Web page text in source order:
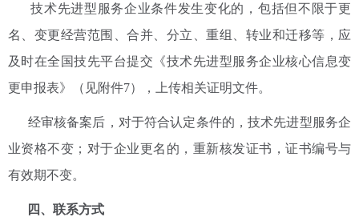
技术先进型服务企业条件发生变化的，包括但不限于更
名、变更经营范围、合并、分立、重组、转业和迁移等，应
及时在全国技先平台提交《技术先进型服务企业核心信息变
更申报表》（见附件7），上传相关证明文件。
经审核备案后，对于符合认定条件的，技术先进型服务企
业资格不变；对于企业更名的，重新核发证书，证书编号与
有效期不变。
四、联系方式